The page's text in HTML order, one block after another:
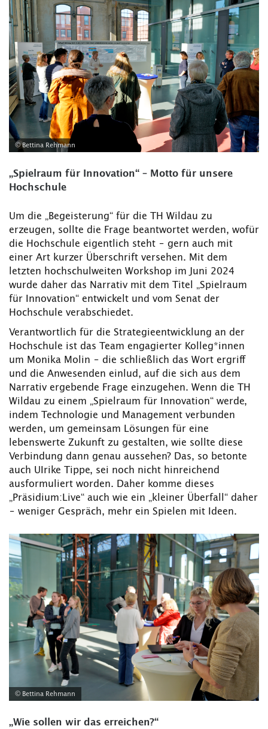
© Bettina Rehmann
„Spielraum für Innovation“ – Motto für unsere
Hochschule
Um die „Begeisterung“ für die TH Wildau zu
erzeugen, sollte die Frage beantwortet werden, wofür
die Hochschule eigentlich steht – gern auch mit
einer Art kurzer Überschrift versehen. Mit dem
letzten hochschulweiten Workshop im Juni 2024
wurde daher das Narrativ mit dem Titel „Spielraum
für Innovation“ entwickelt und vom Senat der
Hochschule verabschiedet.
Verantwortlich für die Strategieentwicklung an der
Hochschule ist das Team engagierter Kolleg*innen
um Monika Molin – die schließlich das Wort ergriff
und die Anwesenden einlud, auf die sich aus dem
Narrativ ergebende Frage einzugehen. Wenn die TH
Wildau zu einem „Spielraum für Innovation“ werde,
indem Technologie und Management verbunden
werden, um gemeinsam Lösungen für eine
lebenswerte Zukunft zu gestalten, wie sollte diese
Verbindung dann genau aussehen? Das, so betonte
auch UIrike Tippe, sei noch nicht hinreichend
ausformuliert worden. Daher komme dieses
„Präsidium:Live“ auch wie ein „kleiner Überfall“ daher
– weniger Gespräch, mehr ein Spielen mit Ideen.
© Bettina Rehmann
„Wie sollen wir das erreichen?“